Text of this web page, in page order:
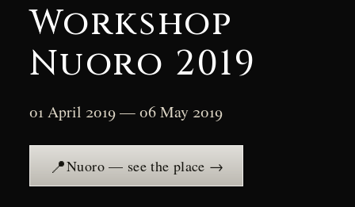
Workshop
Nuoro 2019
01 April 2019 — 06 May 2019
📍Nuoro — see the place →